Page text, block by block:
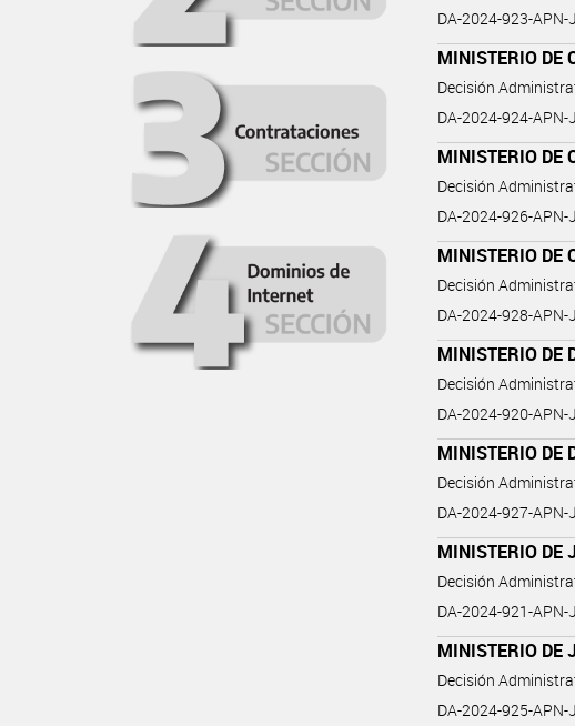
DA-2024-923-
MINISTERIO DE
Decisión
DA-2024-924-APN-
MINISTERIO DE
Decisión
DA-2024-926-APN-
MINISTERIO DE
Decisión
DA-2024-928-APN-
MINISTERIO DE
Decisión
DA-2024-920-APN-
MINISTERIO DE
Decisión
DA-2024-927-
MINISTERIO DE
Decisión
DA-2024-921-APN-
MINISTERIO DE
Decisión
DA-2024-925-APN-